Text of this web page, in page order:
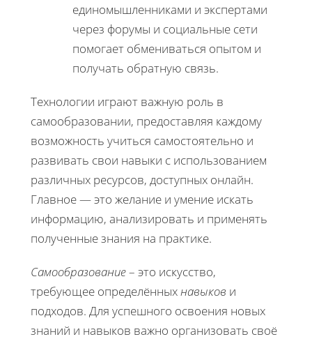
единомышленниками и экспертами
через форумы и социальные сети
помогает обмениваться опытом и
получать обратную связь.
Технологии играют важную роль в
самообразовании, предоставляя каждому
возможность учиться самостоятельно и
развивать свои навыки с использованием
различных ресурсов, доступных онлайн.
Главное — это желание и умение искать
информацию, анализировать и применять
полученные знания на практике.
Самообразование– это искусство,
требующее определённыхнавыков и
подходов. Для успешного освоения новых
знаний и навыков важно организовать своё